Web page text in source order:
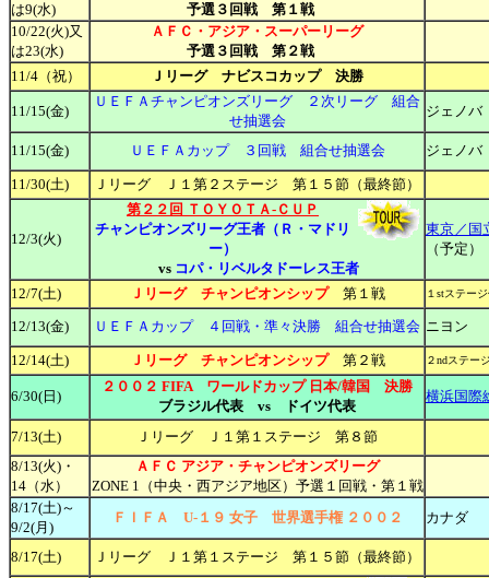
は9(水)
予選３回戦 第１戦
10/22(火)又
は23(水)
ＡＦＣ・アジア・スーパーリーグ
予選３回戦 第２戦
11/4（祝）
Ｊリーグ ナビスコカップ 決勝
11/15(金)
ＵＥＦＡチャンピオンズリーグ ２次リーグ 組合
せ抽選会
ジェノバ
11/15(金) ＵＥＦＡカップ ３回戦 組合せ抽選会 ジェノバ
11/30(土) Ｊリーグ Ｊ１第２ステージ 第１５節（最終節）
12/3(火)
第２２回 ＴＯＹＯＴＡ-ＣＵＰ
チャンピオンズリーグ王者（Ｒ・マドリ
ー）
vs コパ・リベルタドーレス王者
東京／国
（予定）
12/7(土) Ｊリーグ チャンピオンシップ 第１戦 １stステー
12/13(金) ＵＥＦＡカップ ４回戦・準々決勝 組合せ抽選会 ニヨン
12/14(土) Ｊリーグ チャンピオンシップ第２戦 ２ndステー
6/30(日)
２００２ FIFA ワールドカップ 日本/韓国 決勝
ブラジル代表 vs ドイツ代表
横浜国際
7/13(土)
Ｊリーグ Ｊ１第１ステージ 第８節
8/13(火)・
14（水）
ＡＦＣ アジア・チャンピオンズリーグ
ZONE 1（中央・西アジア地区）予選１回戦・第１戦
8/17(土)～
9/2(月)
ＦＩＦＡ U-１９ 女子 世界選手権 ２００２ カナダ
8/17(土) Ｊリーグ Ｊ１第１ステージ 第１５節（最終節）